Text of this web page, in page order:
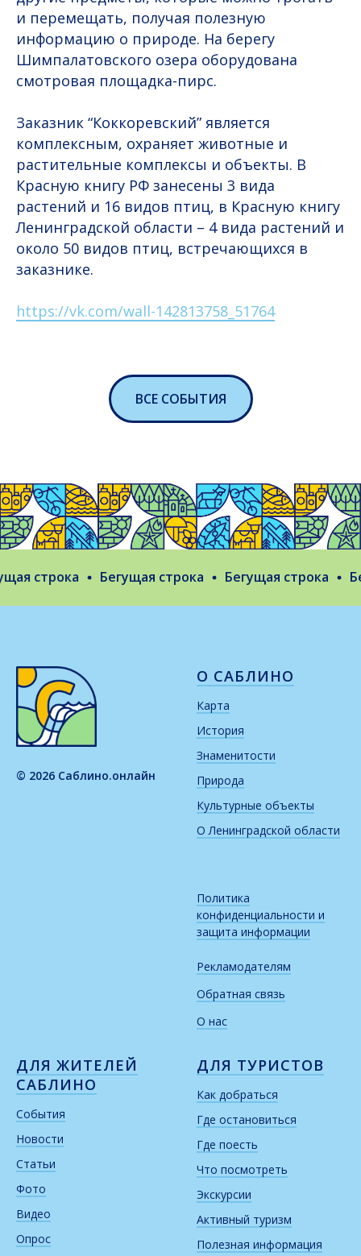
и перемещать, получая полезную
информацию о природе. На берегу
Шимпалатовского озера оборудована
смотровая площадка-пирс.
Заказник “Коккоревский” является
комплексным, охраняет животные и
растительные комплексы и объекты. В
Красную книгу РФ занесены 3 вида
растений и 16 видов птиц, в Красную книгу
Ленинградской области – 4 вида растений и
около 50 видов птиц, встречающихся в
заказнике.
https://vk.com/wall-142813758_51764
ВСЕ СОБЫТИЯ
строка Бегущая строка Бегущая строка
© 2026 Саблино.онлайн
О САБЛИНО
Карта
История
Знаменитости
Природа
Культурные объекты
О Ленинградской области
Политика
конфиденциальности и
защита информации
Рекламодателям
Обратная связь
О нас
ДЛЯ ЖИТЕЛЕЙ
САБЛИНО
События
Новости
Статьи
Фото
Видео
Опрос
ДЛЯ ТУРИСТОВ
Как добраться
Где остановиться
Где поесть
Что посмотреть
Экскурсии
Активный туризм
Полезная информация